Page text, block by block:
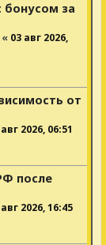
бонусом за
« 03 авг 2026,
от
2026, 06:51
после
2026, 16:45